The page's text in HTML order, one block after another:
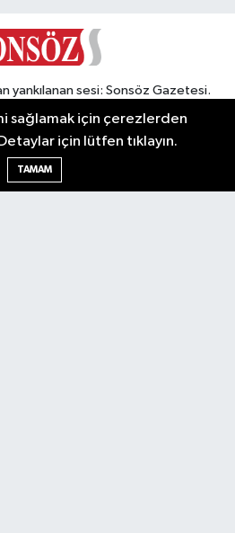
yankılanan sesi: Sonsöz Gazetesi.
bizimle okuyun, yorumlayın,
sadece haber değil, bir bilinçtir.
sağlamak için çerezlerden
için lütfen tıklayın.
TAMAM